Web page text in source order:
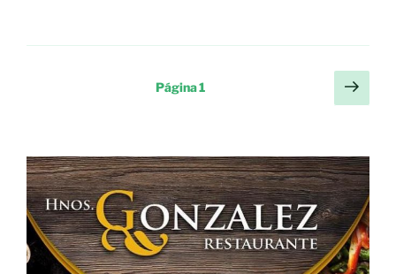
Artes
Castilla-
La
Mancha
sigue
creciendo
y
Página1